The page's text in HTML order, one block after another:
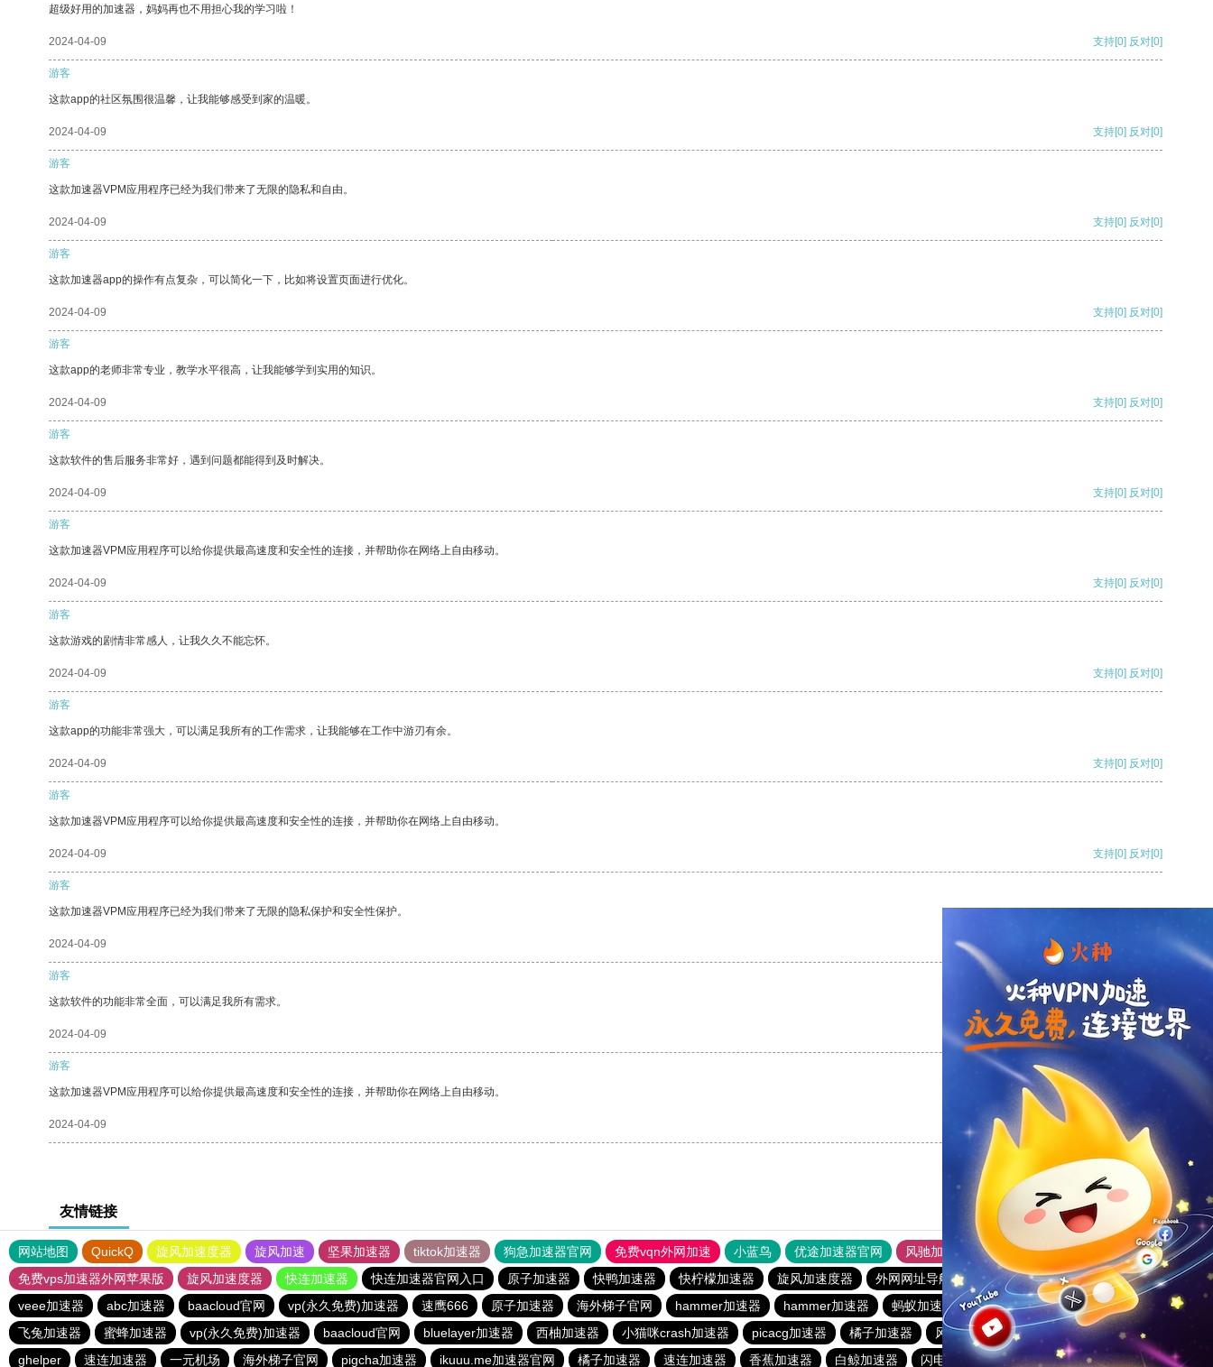
超级好用的加速器，妈妈再也不用担心我的学习啦！
2024-04-09 支持[0] 反对[0]
游客
这款app的社区氛围很温馨，让我能够感受到家的温暖。
2024-04-09 支持[0] 反对[0]
游客
这款加速器VPM应用程序已经为我们带来了无限的隐私和自由。
2024-04-09 支持[0] 反对[0]
游客
这款加速器app的操作有点复杂，可以简化一下，比如将设置页面进行优化。
2024-04-09 支持[0] 反对[0]
游客
这款app的老师非常专业，教学水平很高，让我能够学到实用的知识。
2024-04-09 支持[0] 反对[0]
游客
这款软件的售后服务非常好，遇到问题都能得到及时解决。
2024-04-09 支持[0] 反对[0]
游客
这款加速器VPM应用程序可以给你提供最高速度和安全性的连接，并帮助你在网络上自由移动。
2024-04-09 支持[0] 反对[0]
游客
这款游戏的剧情非常感人，让我久久不能忘怀。
2024-04-09 支持[0] 反对[0]
游客
这款app的功能非常强大，可以满足我所有的工作需求，让我能够在工作中游刃有余。
2024-04-09 支持[0] 反对[0]
游客
这款加速器VPM应用程序可以给你提供最高速度和安全性的连接，并帮助你在网络上自由移动。
2024-04-09 支持[0] 反对[0]
游客
这款加速器VPM应用程序已经为我们带来了无限的隐私保护和安全性保护。
2024-04-09 支持
游客
这款软件的功能非常全面，可以满足我所有需求。
2024-04-09 支持[0] 反对[0]
游客
这款加速器VPM应用程序可以给你提供最高速度和安全性的连接，并帮助你在网络上自由移动。
2024-04-09 支持[0] 反对[0]
友情链接
网站地图 QuickQ 旋风加速度器 旋风加速 坚果加速器 tiktok加速器 狗急加速器官网 免费vqn外网加速 小蓝鸟 优途加速器官网 风驰加速器
旋风加速器
免费vps加速器外网苹果版
旋风加速度器 快连加速器 快连加速器官网入口 原子加速器 快鸭加速器 快柠檬加速器 旋风加速度器 外网网址导航 软件中心
飞兔加速器
veee加速器
abc加速器 baacloud官网 vp(永久免费)加速器 速鹰666 原子加速器 海外梯子官网 hammer加速器 hammer加速器 蚂蚁加速器 速鹰666
青柠加速器
飞兔加速器
蜜蜂加速器 vp(永久免费)加速器 baacloud官网 bluelayer加速器 西柚加速器 小猫咪crash加速器 picacg加速器 橘子加速器 风驰加速器 起飞加速器
起飞加速器
ghelper
速连加速器 一元机场 海外梯子官网 pigcha加速器 ikuuu.me加速器官网 橘子加速器 速连加速器 香蕉加速器 白鲸加速器 闪电猫加速器 hidecat